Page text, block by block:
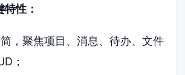
性：
，聚焦项目、消息、待办、文件
；